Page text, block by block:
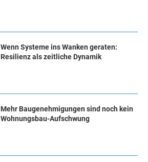
Wenn Systeme ins Wanken geraten:
Resilienz als zeitliche Dynamik
Mehr Baugenehmigungen sind noch kein
Wohnungsbau-Aufschwung